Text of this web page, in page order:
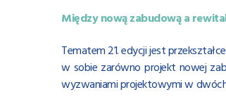
Między nową zabudową a
Tematem 21. edycji jest
w sobie zarówno projekt nowej
wyzwaniami projektowymi w